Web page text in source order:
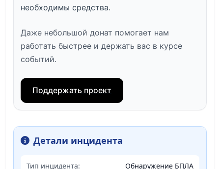
необходимы средства.
Даже небольшой донат помогает нам
работать быстрее и держать вас в курсе
событий.
Поддержать проект
Детали инцидента
Тип инцидента: Обнаружение БПЛА